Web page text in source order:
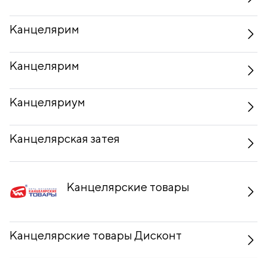
Канцелярим
Канцелярим
Канцеляриум
Канцелярская затея
Канцелярские товары
Канцелярские товары Дисконт